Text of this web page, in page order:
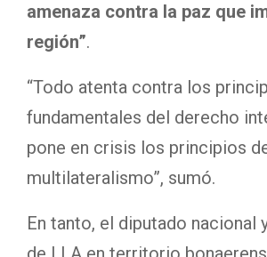
amenaza contra la paz que
región”.
“Todo atenta contra los
fundamentales del derecho
pone en crisis los principios
multilateralismo”, sumó.
En tanto, el diputado nacional